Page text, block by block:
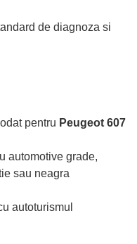
de diagnoza si
pentru Peugeot 607
automotive grade,
sau neagra
autoturismul